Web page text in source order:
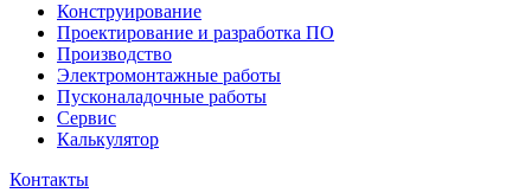
Конструирование
Проектирование и разработка ПО
Производство
Электромонтажные работы
Пусконаладочные работы
Сервис
Калькулятор
Контакты